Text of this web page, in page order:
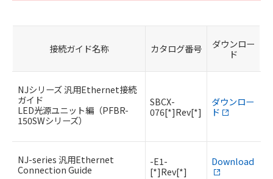
接続ガイド名称 カタログ番号
ダウンロー
ド
NJシリーズ 汎用Ethernet接続
ガイド
LED光源ユニット編（PFBR-
150SWシリーズ）
SBCX-
076[*]Rev[*]
ダウンロー
ド
NJ-series 汎用Ethernet
Connection Guide
-E1-
[*]Rev[*]
Download